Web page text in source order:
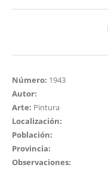
Número: 1943
Autor:
Arte: Pintura
Localización:
Población:
Provincia:
Observaciones: